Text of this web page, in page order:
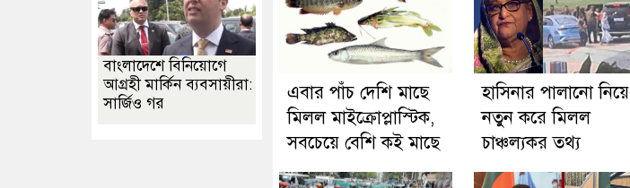
এবার পাঁচ দেশি মাছে
মিলল মাইক্রোপ্লাস্টিক,
সবচেয়ে বেশি কই মাছে
হাসিনার পালানো নিয়ে
নতুন করে মিলল
চাঞ্চল্যকর তথ্য
বাংলাদেশে বিনিয়োগে
আগ্রহী মার্কিন ব্যবসায়ীরা:
সার্জিও গর